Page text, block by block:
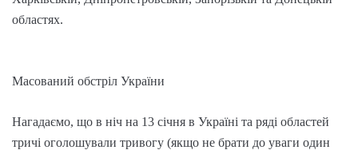
областях.
Масований обстріл України
Нагадаємо, що в ніч на 13 січня в Україні та ряді областей
тричі оголошували тривогу (якщо не брати до уваги один